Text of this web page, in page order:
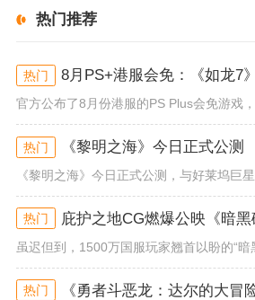
热门推荐
热门
热门 《黎明之海》今日正式公测
热门
热门